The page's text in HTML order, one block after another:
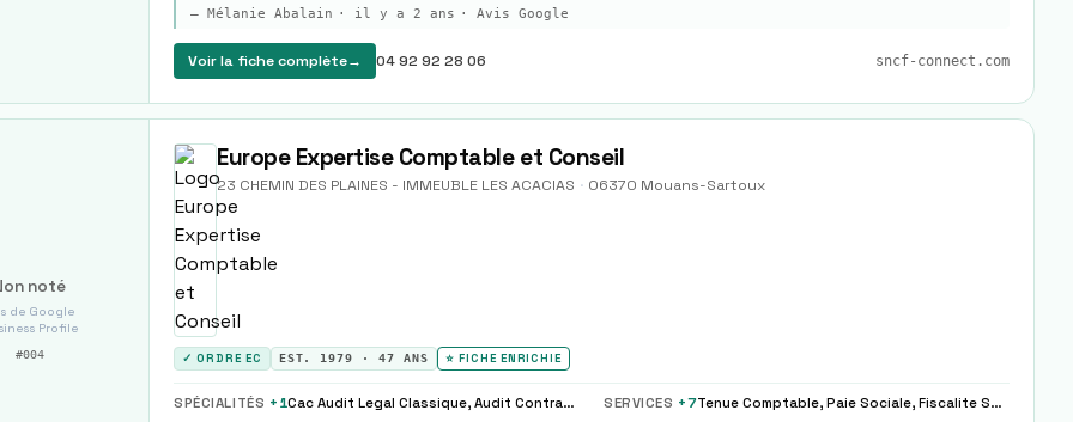
— Mélanie Abalain · il y a 2 ans · Avis Google
Voir la fiche complète→ 04 92 92 28 06 sncf-connect.com
noté
de Google
Profile
#004
Europe Expertise Comptable et Conseil
23 CHEMIN DES PLAINES - IMMEUBLE LES ACACIAS · 06370 Mouans-Sartoux
✓ ORDRE EC EST. 1979 ·47 ANS ⭐ FICHE ENRICHIE
SPÉCIALITÉS + 1 Cac Audit Legal Classique, Audit Contractuel Due Diligence Ma SERVICES +7 Tenue Comptable, Paie Sociale, Fiscalite Societe